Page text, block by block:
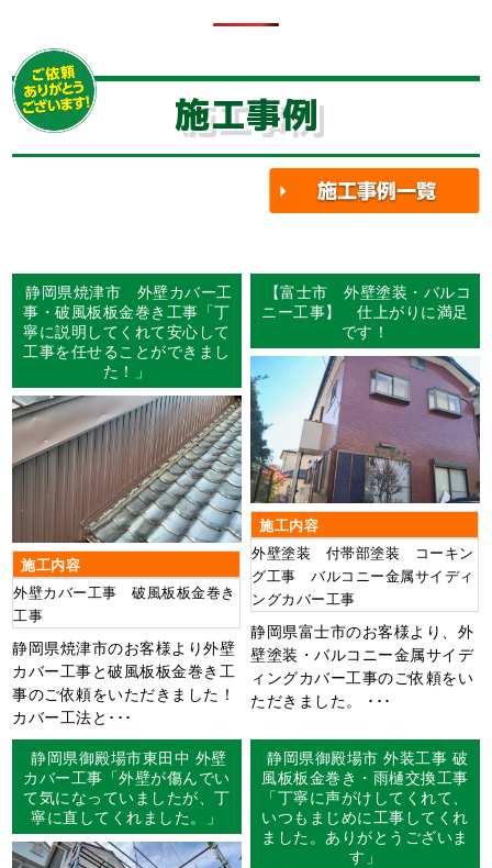
施工事例
静岡県焼津市 外壁カバー工
事・破風板板金巻き工事「丁
寧に説明してくれて安心して
工事を任せることができまし
た！」
施工内容
外壁カバー工事 破風板板金巻き
工事
静岡県焼津市のお客様より外壁
カバー工事と破風板板金巻き工
事のご依頼をいただきました！
カバー工法と･･･
【富士市 外壁塗装・バルコ
ニー工事】 仕上がりに満足
です！
施工内容
外壁塗装 付帯部塗装 コーキン
グ工事 バルコニー金属サイディ
ングカバー工事
静岡県富士市のお客様より、外
壁塗装・バルコニー金属サイデ
ィングカバー工事のご依頼をい
ただきました。 ･･･
静岡県御殿場市東田中 外壁
カバー工事「外壁が傷んでい
て気になっていましたが、丁
寧に直してくれました。」
静岡県御殿場市 外装工事 破
風板板金巻き・雨樋交換工事
「丁寧に声がけしてくれて、
いつもまじめに工事してくれ
ました。ありがとうございま
す」